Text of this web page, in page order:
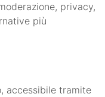
privacy,
più
accessibile tramite